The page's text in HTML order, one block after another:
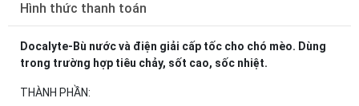
Hình thức thanh toán
Docalyte-Bù nước và điện giải cấp tốc cho chó mèo. Dùng
trong trường hợp tiêu chảy, sốt cao, sốc nhiệt.
THÀNH PHẦN: